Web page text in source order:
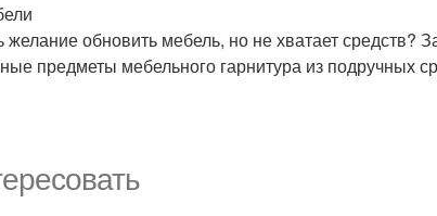
желание обновить мебель, но не хватает средств?
предметы мебельного гарнитура из подручных